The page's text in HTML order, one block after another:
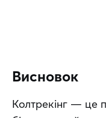
Висновок
Колтрекінг — це